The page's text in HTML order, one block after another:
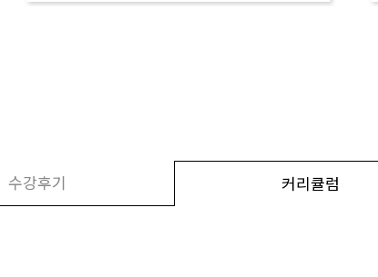
수강후기 커리큘럼